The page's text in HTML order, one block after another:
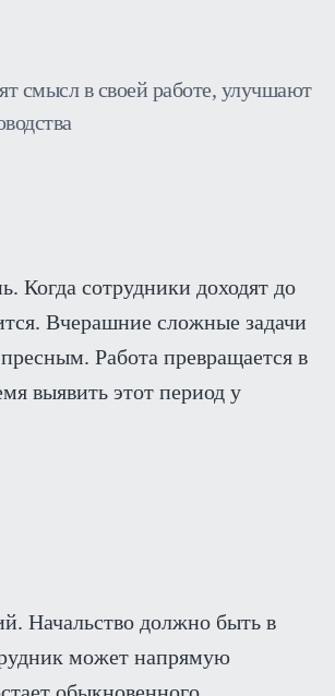
смысл в своей работе, улучшают
Когда сотрудники доходят до
Вчерашние сложные задачи
Работа превращается в
выявить этот период у
Начальство должно быть в
может напрямую